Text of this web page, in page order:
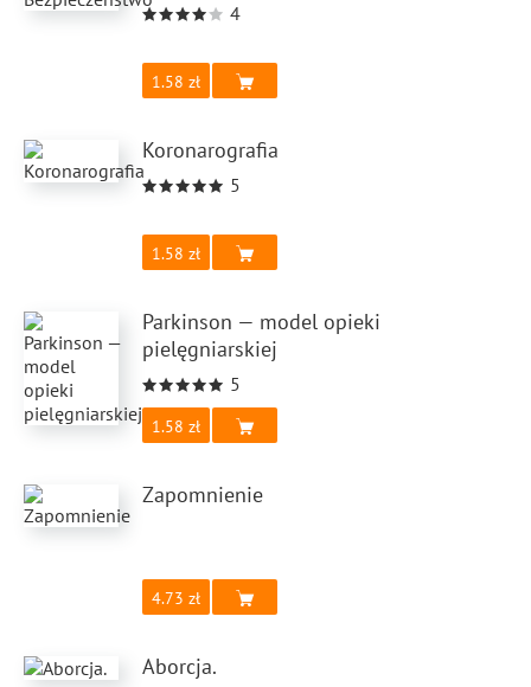
4
1.58
Koronarografia
5
1.58
Parkinson — model opieki
pielęgniarskiej
5
1.58
Zapomnienie
4.73
Aborcja.